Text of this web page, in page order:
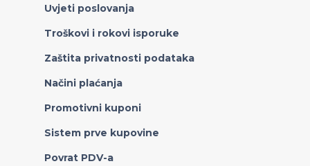
Uvjeti poslovanja
Troškovi i rokovi isporuke
Zaštita privatnosti podataka
Načini plaćanja
Promotivni kuponi
Sistem prve kupovine
Povrat PDV-a